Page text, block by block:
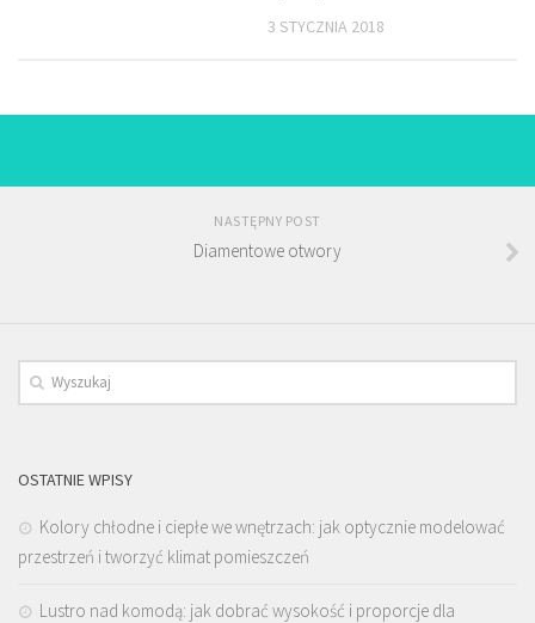
3 STYCZNIA 2018
NASTĘPNY POST
Diamentowe otwory
OSTATNIE WPISY
Kolory chłodne i ciepłe we wnętrzach: jak optycznie modelować
przestrzeń i tworzyć klimat pomieszczeń
Lustro nad komodą: jak dobrać wysokość i proporcje dla